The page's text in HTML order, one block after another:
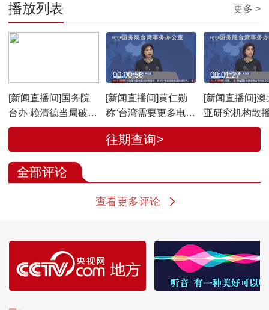
播放列表 更多 >
[新闻直播间]国务院
台办 赖清德当局破坏
两岸交流交融不会得
[新闻直播间]黄仁勋
称“台湾需要更多电
力” 国务院台办：民
进党当局没有能力解
00:00:56
[新闻直播间]澳
亚研究机构散
威胁”谬论 国务
00:01:27
往期查询>
全部评论
查看更多评论